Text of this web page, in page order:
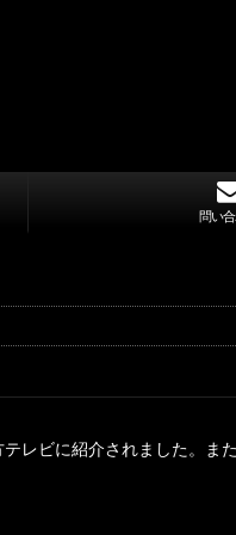
問い
レビに紹介されました。ま